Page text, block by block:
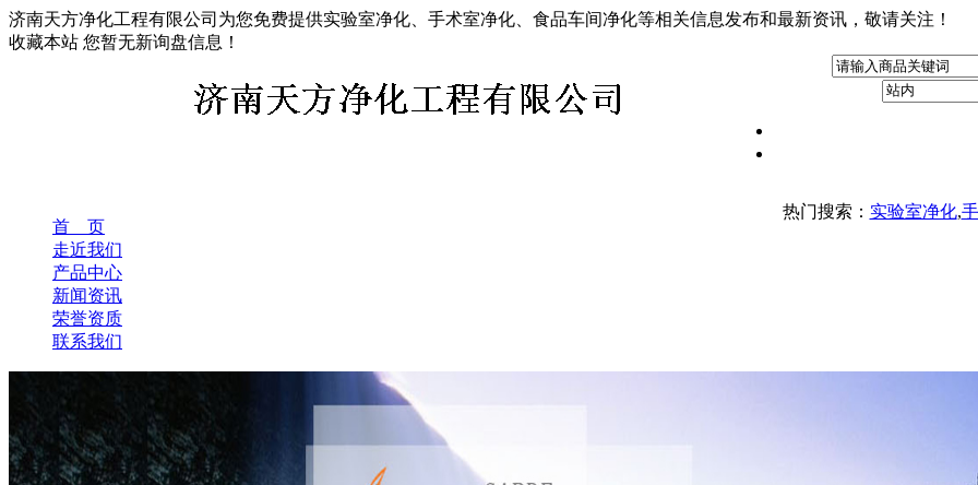
济南天方净化工程有限公司为您免费提供实验室净化、手术室净化、食品车间净化等相关信息发布和最新资讯，敬请关注！
收藏本站 您暂无新询盘信息！
热门搜索： 实验室净化,
首 页
走近我们
产品中心
新闻资讯
荣誉资质
联系我们